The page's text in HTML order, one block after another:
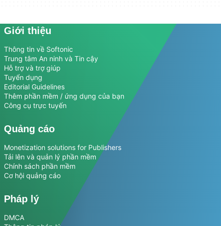
Giới thiệu
Thông tin về Softonic
Trung tâm An ninh và Tin cậy
Hỗ trợ và trợ giúp
Tuyển dụng
Editorial Guidelines
Thêm phần mềm / ứng dụng của bạn
Công cụ trực tuyến
Quảng cáo
Monetization solutions for Publishers
Tải lên và quản lý phần mềm
Chính sách phần mềm
Cơ hội quảng cáo
Pháp lý
DMCA